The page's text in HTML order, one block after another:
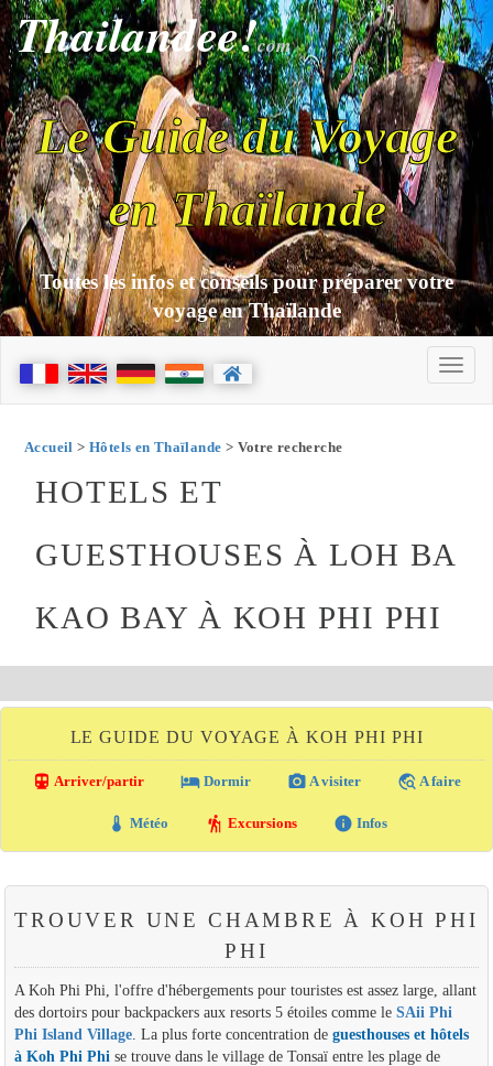
Thailandee!com
Le Guide du Voyage
en Thaïlande
Toutes les infos et conseils pour préparer votre
voyage en Thaïlande
Accueil > Hôtels en Thaïlande > Votre recherche
HOTELS ET
GUESTHOUSES À LOH BA
KAO BAY À KOH PHI PHI
LE GUIDE DU VOYAGE À KOH PHI PHI
directions_transit Arriver/partir local_hotel Dormir photo_camera A visiter travel_explore A faire
thermostat Météo hiking Excursions info Infos
TROUVER UNE CHAMBRE À KOH PHI
PHI
A Koh Phi Phi, l'offre d'hébergements pour touristes est assez large, allant
des dortoirs pour backpackers aux resorts 5 étoiles comme le SAii Phi
Phi Island Village. La plus forte concentration de guesthouses et hôtels
à Koh Phi Phi se trouve dans le village de Tonsaï entre les plage de